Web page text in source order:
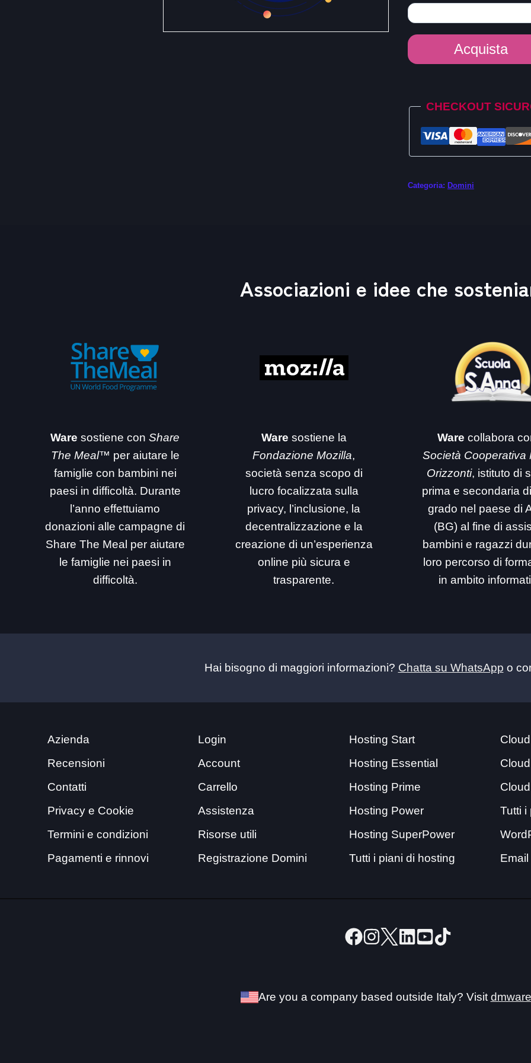
Dominio
.vg
Acquista
CHECKOUT
Categoria: Domini
Associazioni e idee che
Ware sostiene conShare
The Meal™ per aiutare le
famiglie con bambini nei
paesi in difficoltà. Durante
l’anno effettuiamo
donazioni alle campagne di
Share The Meal per aiutare
le famiglie nei paesi in
difficoltà.
Ware sostiene la
Fondazione Mozilla,
società senza scopo di
lucro focalizzata sulla
privacy, l’inclusione, la
decentralizzazione e la
creazione di un’esperienza
online più sicura e
trasparente.
Ware collabora
Società Cooperativa
Orizzonti, istituto di
prima e secondaria
grado nel paese di
(BG) al fine di
bambini e ragazzi
loro percorso di
in ambito
Hai bisogno di maggiori informazioni? Chatta su WhatsApp o
Azienda
Recensioni
Contatti
Privacy e Cookie
Termini e condizioni
Pagamenti e rinnovi
Login
Account
Carrello
Assistenza
Risorse utili
Registrazione Domini
Hosting Start
Hosting Essential
Hosting Prime
Hosting Power
Hosting SuperPower
Tutti i piani di hosting
Tutti i
Email
Are you a company based outside Italy? Visit